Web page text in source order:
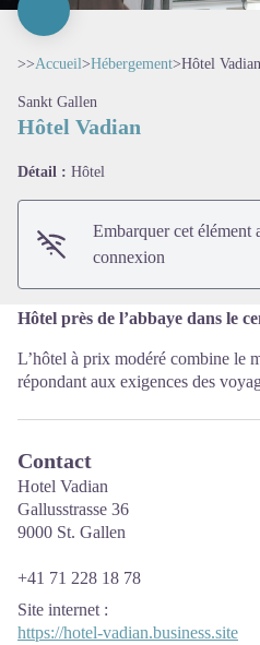
>>Accueil>Hébergement>Hôtel Vadian
Sankt Gallen
Hôtel Vadian
Détail : Hôtel
Embarquer cet élément
connexion
Hôtel près de l’abbaye dans le
L’hôtel à prix modéré combine le
répondant aux exigences des
Contact
Hotel Vadian
Gallusstrasse 36
9000 St. Gallen
+41 71 228 18 78
Site internet :
https://hotel-vadian.business.site